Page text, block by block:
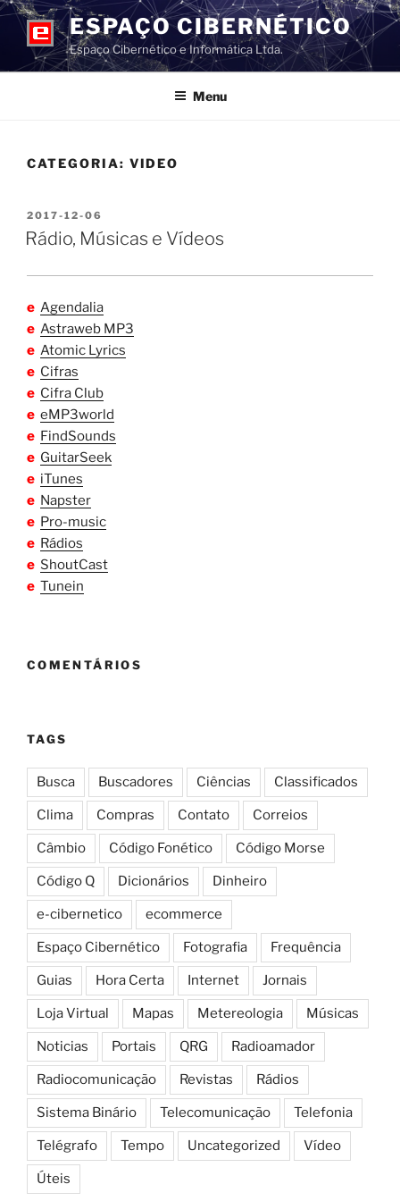
Pular
para
conteúdo
ESPAÇO CIBERNÉTICO
Espaço Cibernético e Informática Ltda.
Menu
CATEGORIA: VIDEO
PUBLICADO
EM
2017-12-06
Rádio, Músicas e Vídeos
e Agendalia
e Astraweb MP3
e Atomic Lyrics
e Cifras
e Cifra Club
e eMP3world
e FindSounds
e GuitarSeek
e iTunes
e Napster
e Pro-music
e Rádios
e ShoutCast
e Tunein
COMENTÁRIOS
TAGS
Busca Buscadores Ciências Classificados
Clima Compras Contato Correios
Câmbio Código Fonético Código Morse
Código Q Dicionários Dinheiro
e-cibernetico ecommerce
Espaço Cibernético Fotografia Frequência
Guias Hora Certa Internet Jornais
Loja Virtual Mapas Metereologia Músicas
Noticias Portais QRG Radioamador
Radiocomunicação Revistas Rádios
Sistema Binário Telecomunicação Telefonia
Telégrafo Tempo Uncategorized Vídeo
Úteis